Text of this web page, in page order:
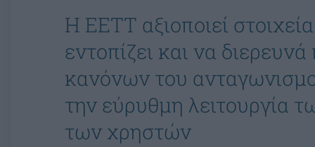
H EETT αξιοποιεί
εντοπίζει και να
κανόνων του
την εύρυθμη λειτουργία
των χρηστών